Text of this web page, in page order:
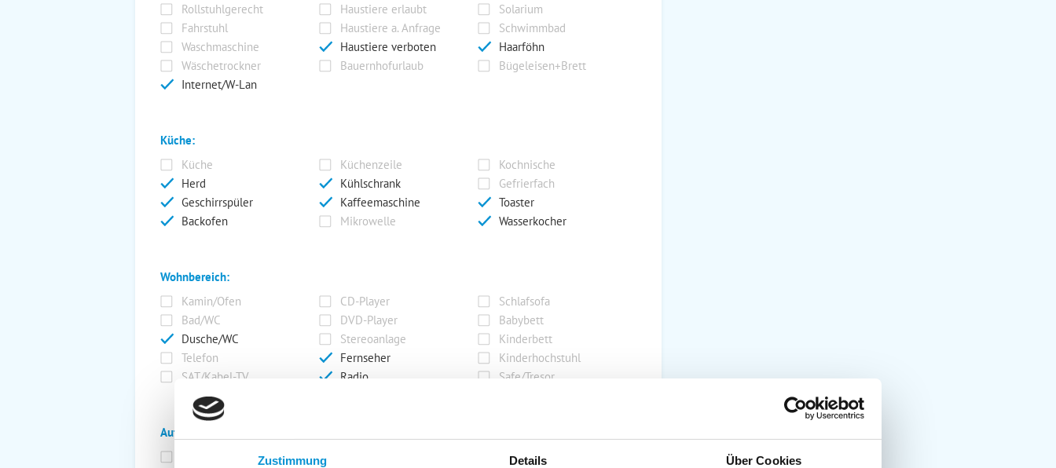
Zustimmung Details Über Cookies
Rollstuhlgerecht
Haustiere erlaubt
Solarium
Fahrstuhl
Haustiere a. Anfrage
Schwimmbad
Waschmaschine
Haustiere verboten
Haarföhn
Wäschetrockner
Bauernhofurlaub
Bügeleisen+Brett
Internet/W-Lan
Küche:
Küche
Küchenzeile
Kochnische
Herd
Kühlschrank
Gefrierfach
Geschirrspüler
Kaffeemaschine
Toaster
Backofen
Mikrowelle Wasserkocher
Wohnbereich:
Kamin/Ofen
CD-Player
Schlafsofa
Bad/WC
DVD-Player
Babybett
Dusche/WC
Stereoanlage
Kinderbett
Telefon
Fernseher
Kinderhochstuhl
SAT/Kabel-TV
Radio Safe/Tresor
Außenanlage:
Garten/Liegewiese
Grill